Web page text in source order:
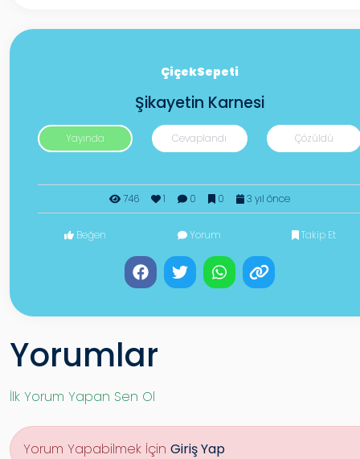
ÇiçekSepeti
Şikayetin Karnesi
Yayında Cevaplandı Çözüldü
746 1 0 0 3 yıl önce
Beğen Yorum Takip Et
Yorumlar
İlk Yorum Yapan Sen Ol
Yorum Yapabilmek İçin Giriş Yap